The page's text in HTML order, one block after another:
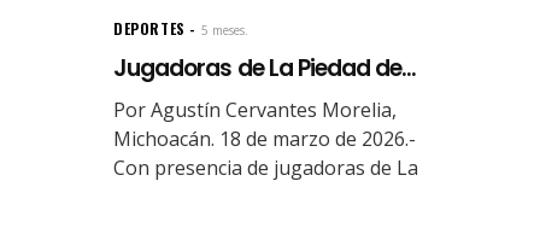
DEPORTES 5 meses.
Jugadoras de La Piedad de...
Por Agustín Cervantes Morelia,
Michoacán. 18 de marzo de 2026.-
Con presencia de jugadoras de La